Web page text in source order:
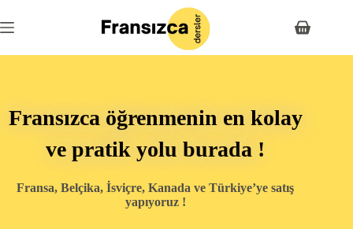
Fransızca öğrenmenin en kolay
ve pratik yolu burada !
Fransa, Belçika, İsviçre, Kanada ve Türkiye’ye satış
yapıyoruz !